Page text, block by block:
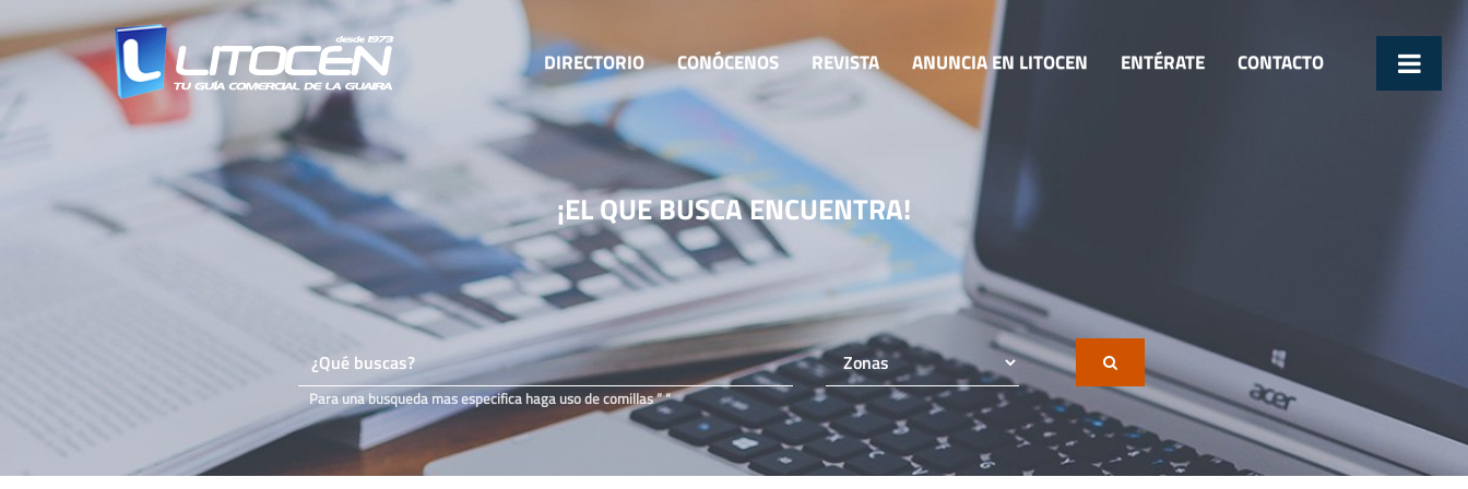
DIRECTORIO CONÓCENOS REVISTA ANUNCIA EN LITOCEN ENTÉRATE CONTACTO
¡EL QUE BUSCAENCUENTRA!
Para una busqueda mas especifica haga uso de comillas ” “